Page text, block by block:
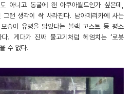
아니고 동굴에 왠 아쿠아월드인가 싶은데,
런 생각이 싹 사라진다. 남아메리카에 사는
습이 유령을 닮았다는 블랙 고스트 등 평소
. 게다가 진짜 물고기처럼 헤엄치는 ‘로봇
수 없다.